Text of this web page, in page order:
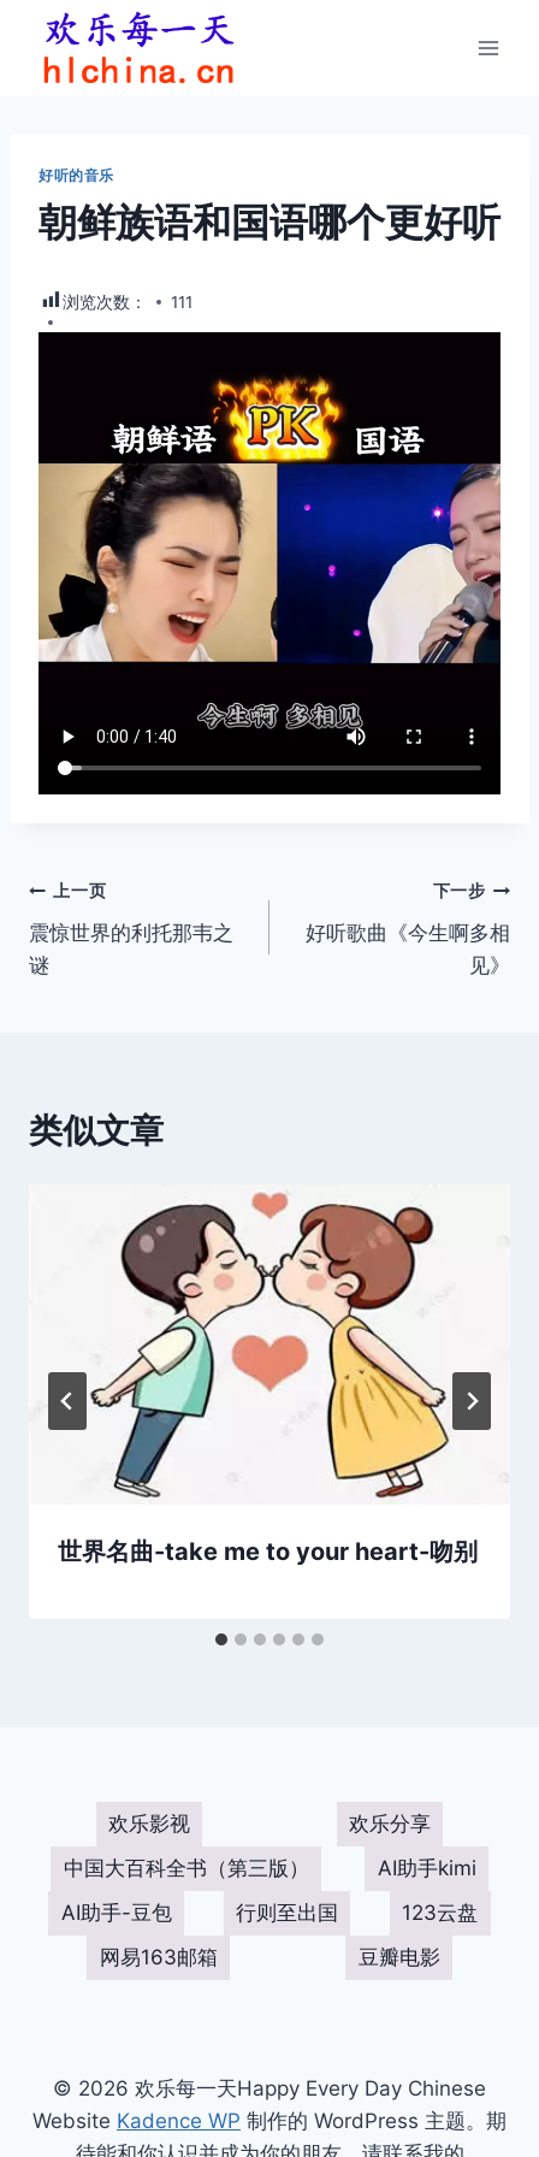
好听的音乐
朝鲜族语和国语哪个更好听
浏览次数： 111
文
章
上一页
震惊世界的利托那韦之
谜
下一步
好听歌曲《今生啊多相
见》
类似文章
世界名曲-take me to your heart-吻别
欢乐影视
欢乐分享
中国大百科全书（第三版）
AI助手kimi
AI助手-豆包
行则至出国
123云盘
网易163邮箱
豆瓣电影
© 2026 欢乐每一天Happy Every Day Chinese
Website Kadence WP 制作的 WordPress 主题。期